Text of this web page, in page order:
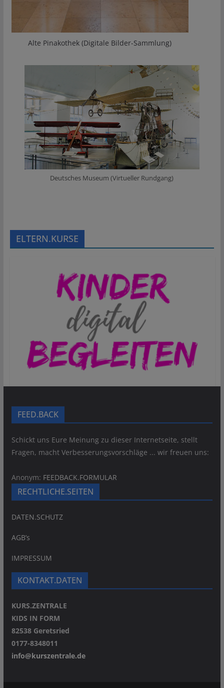
Alte Pinakothek (Digitale Bilder-Sammlung)
Deutsches Museum (Virtueller Rundgang)
ELTERN.KURSE
FEED.BACK
Schickt uns Eure Meinung zu dieser Internetseite, stellt
Fragen, macht Verbesserungsvorschläge ... wir freuen uns:
Anonym: FEEDBACK.FORMULAR
RECHTLICHE.SEITEN
DATEN.SCHUTZ
AGB’s
IMPRESSUM
KONTAKT.DATEN
KURS.ZENTRALE
KIDS IN FORM
82538 Geretsried
0177-8348011
info@kurszentrale.de